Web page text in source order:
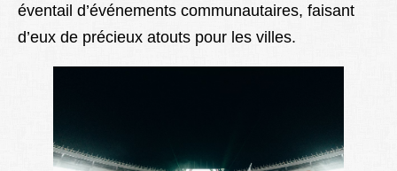
éventail d’événements communautaires, faisant
d’eux de précieux atouts pour les villes.